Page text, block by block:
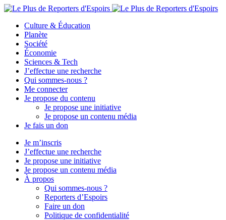
Culture & Éducation
Planète
Société
Économie
Sciences & Tech
J’effectue une recherche
Qui sommes-nous ?
Me connecter
Je propose du contenu
Je propose une initiative
Je propose un contenu média
Je fais un don
Je m’inscris
J’effectue une recherche
Je propose une initiative
Je propose un contenu média
À propos
Qui sommes-nous ?
Reporters d’Espoirs
Faire un don
Politique de confidentialité